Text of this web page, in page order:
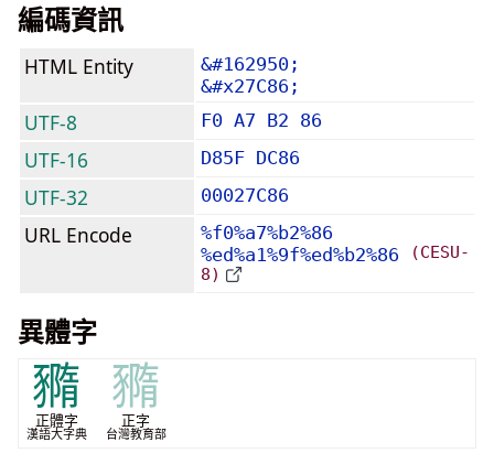
編碼資訊
HTML Entity
&#162950;
&#x27C86;
UTF-8 F0 A7 B2 86
UTF-16 D85F DC86
UTF-32 00027C86
URL Encode
%f0%a7%b2%86
%ed%a1%9f%ed%b2%86
(CESU-
8)
異體字
䝐
正體字
漢語大字典
䝐
正字
台灣教育部